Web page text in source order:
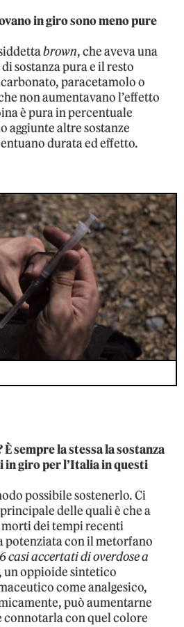
in giro sono meno pure
brown, che aveva una
sostanza pura e il resto
paracetamolo o
non aumentavano l’effetto
è pura in percentuale
aggiunte altre sostanze
durata ed effetto.
È sempre la stessa la sostanza
in giro per l’Italia inquesti
possibile sostenerlo. Ci
delle quali è che a
morti dei tempi recenti
potenziata con il metorfano
casiaccertati di overdose a
un oppioide sintetico
come analgesico,
può aumentarne
connotarla con quel colore